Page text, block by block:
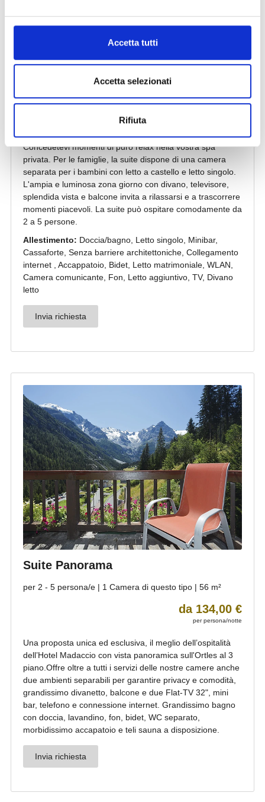
Accetta tutti
Accetta selezionati
Rifiuta